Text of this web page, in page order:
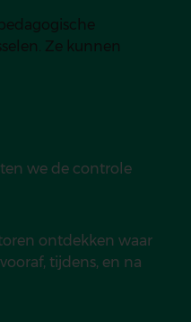
Ze kunnen
we de controle
ontdekken waar
tijdens, en na